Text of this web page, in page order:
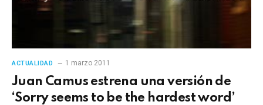
ACTUALIDAD 1 marzo 2011
Juan Camus estrena una versión de
‘Sorry seems to be the hardest word’